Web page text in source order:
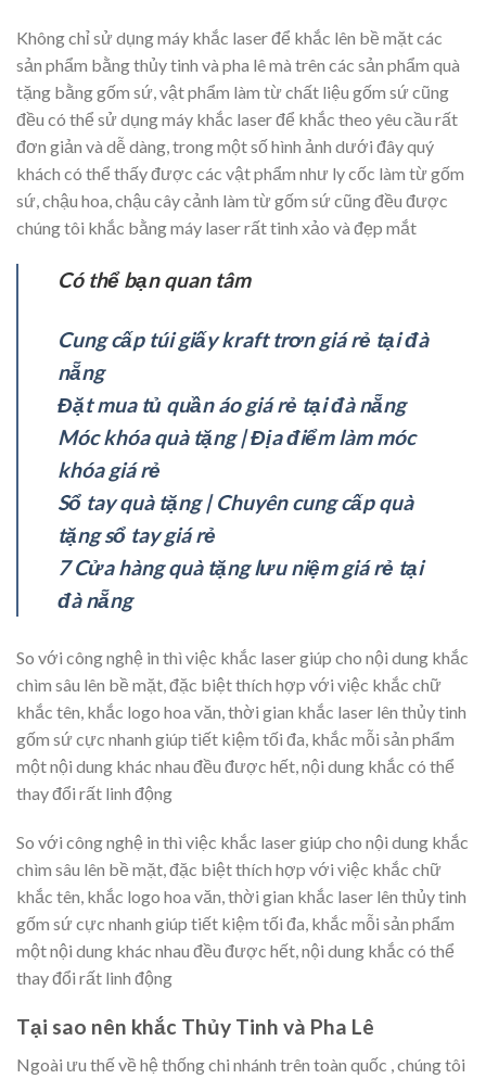
Không chỉ sử dụng máy khắc laser để khắc lên bề mặt các
sản phẩm bằng thủy tinh và pha lê mà trên các sản phẩm quà
tặng bằng gốm sứ, vật phẩm làm từ chất liệu gốm sứ cũng
đều có thể sử dụng máy khắc laser để khắc theo yêu cầu rất
đơn giản và dễ dàng, trong một số hình ảnh dưới đây quý
khách có thể thấy được các vật phẩm như ly cốc làm từ gốm
sứ, chậu hoa, chậu cây cảnh làm từ gốm sứ cũng đều được
chúng tôi khắc bằng máy laser rất tinh xảo và đẹp mắt
Có thể bạn quan tâm
Cung cấp túi giấy kraft trơn giá rẻ tại đà
nẵng
Đặt mua tủ quần áo giá rẻ tại đà nẵng
Móc khóa quà tặng | Địa điểm làm móc
khóa giá rẻ
Sổ tay quà tặng | Chuyên cung cấp quà
tặng sổ tay giá rẻ
7 Cửa hàng quà tặng lưu niệm giá rẻ tại
đà nẵng
So với công nghệ in thì việc khắc laser giúp cho nội dung khắc
chìm sâu lên bề mặt, đặc biệt thích hợp với việc khắc chữ
khắc tên, khắc logo hoa văn, thời gian khắc laser lên thủy tinh
gốm sứ cực nhanh giúp tiết kiệm tối đa, khắc mỗi sản phẩm
một nội dung khác nhau đều được hết, nội dung khắc có thể
thay đổi rất linh động
So với công nghệ in thì việc khắc laser giúp cho nội dung khắc
chìm sâu lên bề mặt, đặc biệt thích hợp với việc khắc chữ
khắc tên, khắc logo hoa văn, thời gian khắc laser lên thủy tinh
gốm sứ cực nhanh giúp tiết kiệm tối đa, khắc mỗi sản phẩm
một nội dung khác nhau đều được hết, nội dung khắc có thể
thay đổi rất linh động
Tại sao nên khắc Thủy Tinh và Pha Lê
Ngoài ưu thế về hệ thống chi nhánh trên toàn quốc , chúng tôi